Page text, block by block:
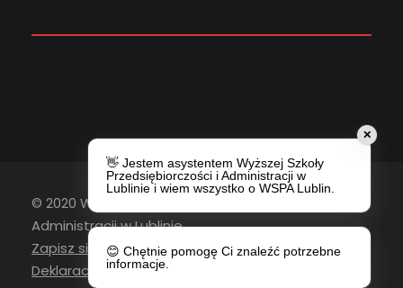
© 2020 Wyższa Szkoła Przedsiębiorczości i
Administracji w Lublinie
Zapisz się do newslettera
Deklaracja Dostępności
✕
👋 Jestem asystentem Wyższej Szkoły
Przedsiębiorczości i Administracji w
Lublinie i wiem wszystko o WSPA Lublin.
😊 Chętnie pomogę Ci znaleźć potrzebne
informacje.